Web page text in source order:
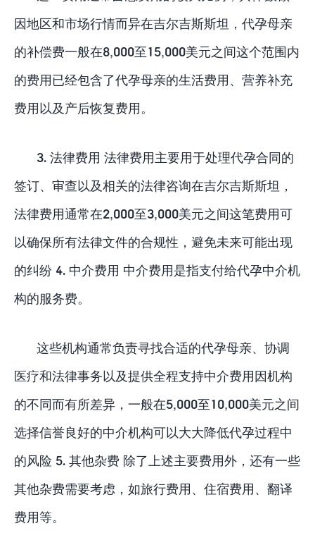
因地区和市场行情而异在吉尔吉斯斯坦，代孕母亲
的补偿费一般在8,000至15,000美元之间这个范围内
的费用已经包含了代孕母亲的生活费用、营养补充
费用以及产后恢复费用。
3. 法律费用 法律费用主要用于处理代孕合同的
签订、审查以及相关的法律咨询在吉尔吉斯斯坦，
法律费用通常在2,000至3,000美元之间这笔费用可
以确保所有法律文件的合规性，避免未来可能出现
的纠纷 4. 中介费用 中介费用是指支付给代孕中介机
构的服务费。
这些机构通常负责寻找合适的代孕母亲、协调
医疗和法律事务以及提供全程支持中介费用因机构
的不同而有所差异，一般在5,000至10,000美元之间
选择信誉良好的中介机构可以大大降低代孕过程中
的风险 5. 其他杂费 除了上述主要费用外，还有一些
其他杂费需要考虑，如旅行费用、住宿费用、翻译
费用等。